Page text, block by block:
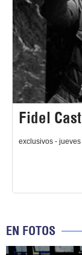
Fidel
exclusivos -
EN FOTOS